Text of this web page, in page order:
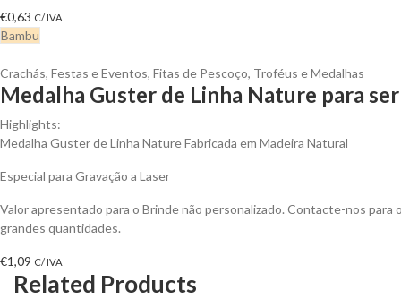
€0,63 C/ IVA
Bambu
Crachás, Festas e Eventos, Fitas de Pescoço, Troféus e Medalhas
Medalha Guster de Linha Nature para
Highlights:
Medalha Guster de Linha Nature Fabricada em Madeira Natural
Especial para Gravação a Laser
Valor apresentado para o Brinde não personalizado. Contacte-nos
grandes quantidades.
€1,09 C/ IVA
Related Products